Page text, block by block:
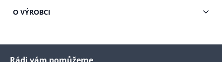
O VÝROBCI